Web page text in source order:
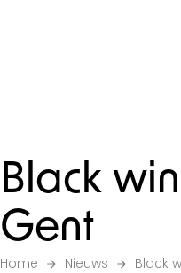
Black
Gent
Home Nieuws Black